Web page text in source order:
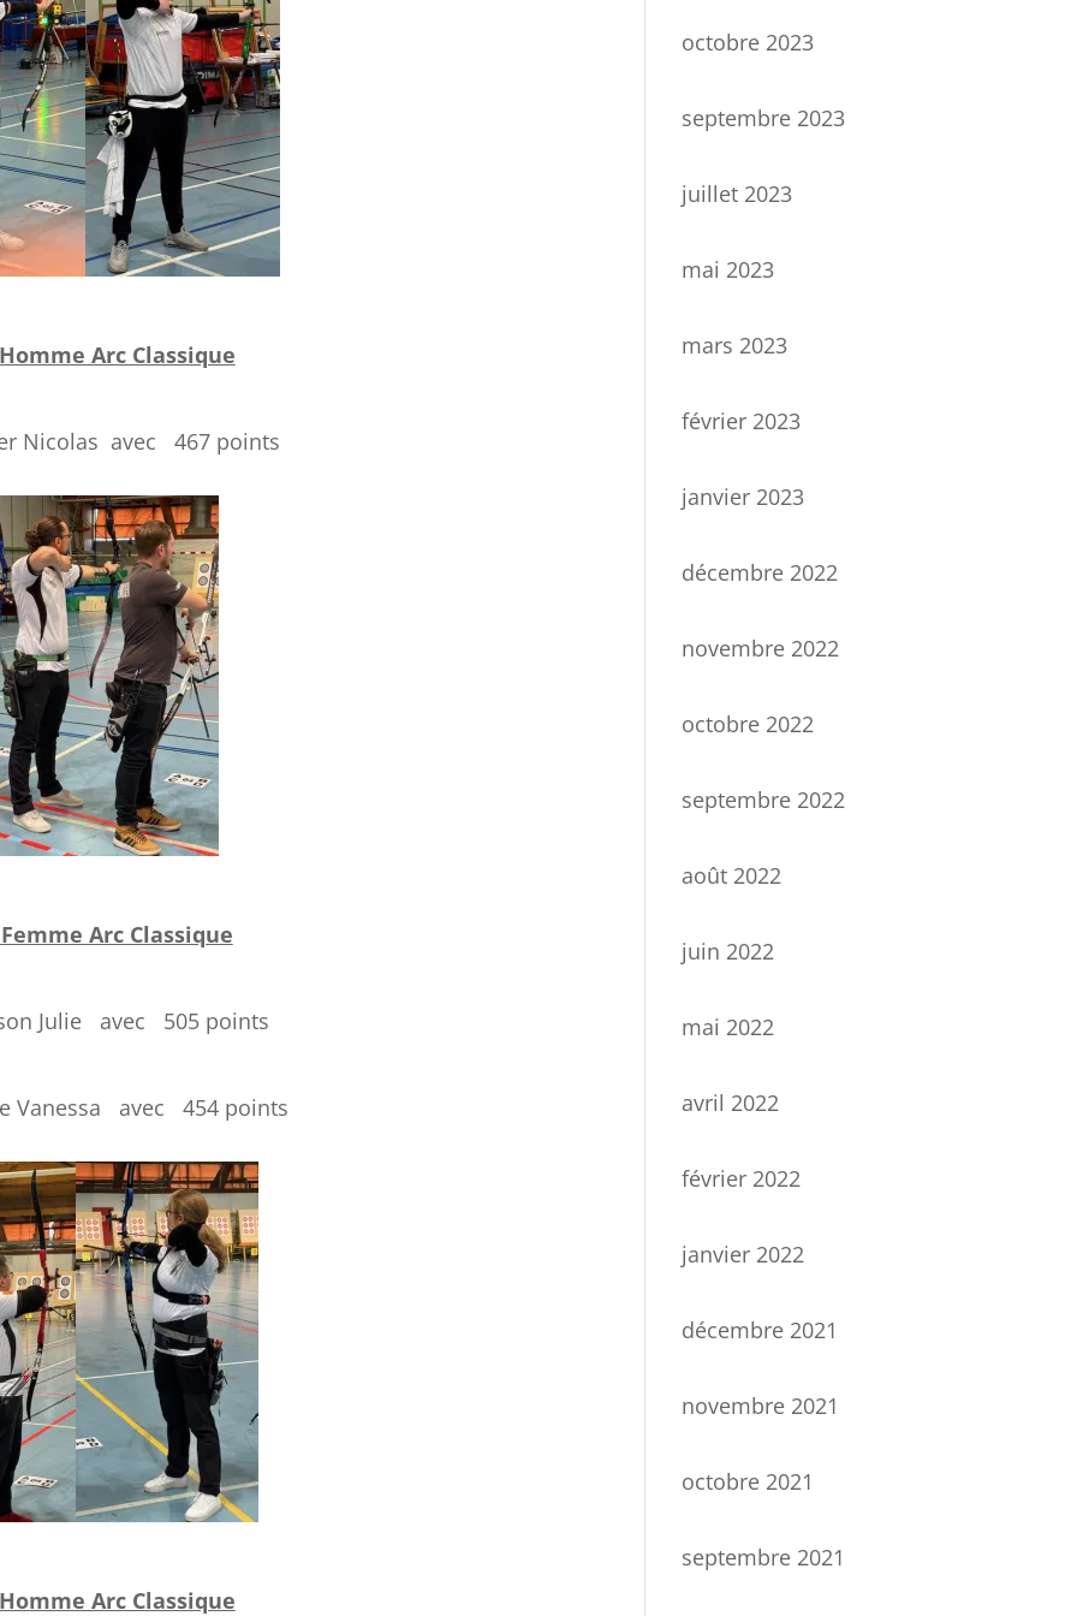
Arc Classique
Nicolas avec 467 points
Femme Arc Classique
Julie avec 505 points
Vanessa avec 454 points
Arc Classique
octobre 2023
septembre 2023
juillet 2023
mai 2023
mars 2023
février 2023
janvier 2023
décembre 2022
novembre 2022
octobre 2022
septembre 2022
août 2022
juin 2022
mai 2022
avril 2022
février 2022
janvier 2022
décembre 2021
novembre 2021
octobre 2021
septembre 2021